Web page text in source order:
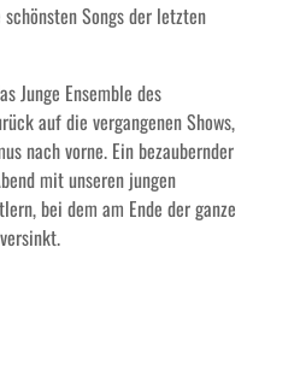
Songs der letzten
Junge Ensemble des
auf die vergangenen Shows,
nach vorne. Ein bezaubernder
mit unseren jungen
bei dem am Ende der ganze